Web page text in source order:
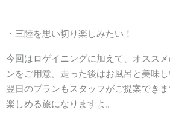
・三陸を思い切り楽しみたい！
今回はロゲイニングに加えて、オスス
ンをご用意。走った後はお風呂と美味
翌日のプランもスタッフがご提案でき
楽しめる旅になりますよ。